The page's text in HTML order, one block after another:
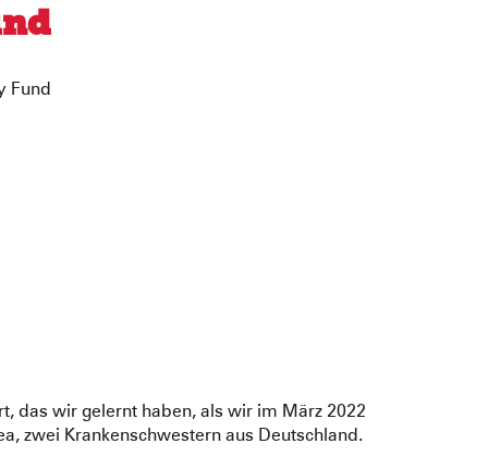
Fund
das wir gelernt haben, als wir im März 2022
zwei Krankenschwestern aus Deutschland.